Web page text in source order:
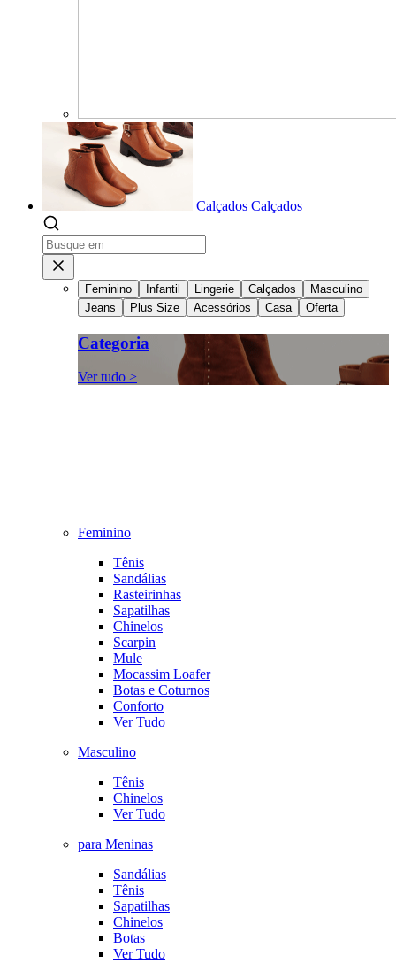
Calçados Calçados
Feminino Infantil Lingerie Calçados
Masculino
Jeans
Plus Size Acessórios Casa Oferta
Categoria
Ver tudo >
Feminino
Tênis
Sandálias
Rasteirinhas
Sapatilhas
Chinelos
Scarpin
Mule
Mocassim Loafer
Botas e Coturnos
Conforto
Ver Tudo
Masculino
Tênis
Chinelos
Ver Tudo
para Meninas
Sandálias
Tênis
Sapatilhas
Chinelos
Botas
Ver Tudo